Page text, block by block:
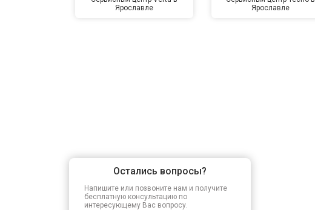
Ярославле
Ярославле
Остались вопросы?
Напишите или позвоните нам и получите
бесплатную консультацию по
интересующему Вас вопросу.